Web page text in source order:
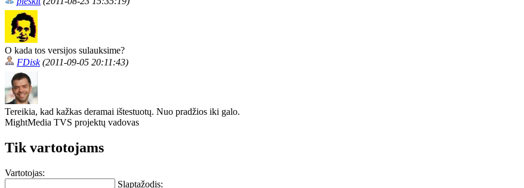
O kada tos versijos sulauksime?
FDisk(2011-09-05 20:11:43)
Tereikia, kad kažkas deramai ištestuotų. Nuo pradžios iki galo.
MightMedia TVS projektų vadovas
Tik vartotojams
Vartotojas:
Slaptažodis: